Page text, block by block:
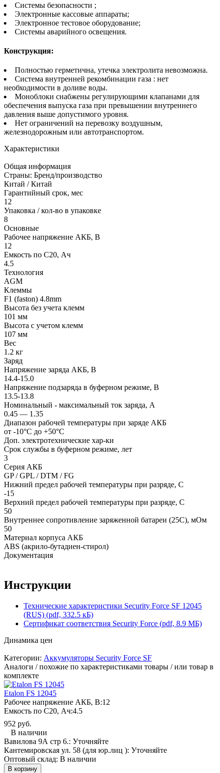
Системы безопасности ;
Электронные кассовые аппараты;
Электронное тестовое оборудование;
Системы аварийного освещения.
Конструкция:
Полностью герметична, утечка электролита невозможна.
Система внутренней рекомбинации газа : нет
необходимости в доливе воды.
Моноблоки снабжены регулирующими клапанами для
обеспечения выпуска газа при превышении внутреннего
давления выше допустимого уровня.
Нет ограничений на перевозку воздушным,
железнодорожным или автотранспортом.
Характеристики
Общая информация
Страны: Бренд/производство
Китай / Китай
Гарантийный срок, мес
12
Упаковка / кол-во в упаковке
8
Основные
Рабочее напряжение АКБ, B
12
Емкость по С20, Ач
4.5
Технология
AGM
Клеммы
F1 (faston) 4.8mm
Высота без учета клемм
101 мм
Высота с учетом клемм
107 мм
Вес
1.2 кг
Заряд
Напряжение заряда АКБ, В
14.4-15.0
Напряжение подзаряда в буферном режиме, В
13.5-13.8
Номинальный - максимальный ток заряда, А
0.45 — 1.35
Диапазон рабочей температуры при заряде АКБ
от -10°С до +50°С
Доп. электротехнические хар-ки
Срок службы в буферном режиме, лет
3
Серия АКБ
GP / GPL / DTM / FG
Нижний предел рабочей температуры при разряде, С
-15
Верхний предел рабочей температуры при разряде, С
50
Внутреннее сопротивление заряженной батареи (25С), мОм
50
Материал корпуса АКБ
ABS (акрило-бутадиен-стирол)
Документация
Инструкции
Технические характеристики Security Force SF 12045
(RUS) (pdf, 332.5 кБ)
Сертификат соответствия Security Force (pdf, 8.9 МБ)
Динамика цен
Категории: Аккумуляторы Security Force SF
Аналоги / похожие по характеристиками товары / или товар в
комплекте
Etalon FS 12045
Рабочее напряжение АКБ, B:12
Емкость по С20, Ач:4.5
952 руб.
В наличии
Вавилова 9А стр 6.: Уточняйте
Кантемировская ул. 58 (для юр.лиц ): Уточняйте
Оптовый склад: В наличии
В корзину